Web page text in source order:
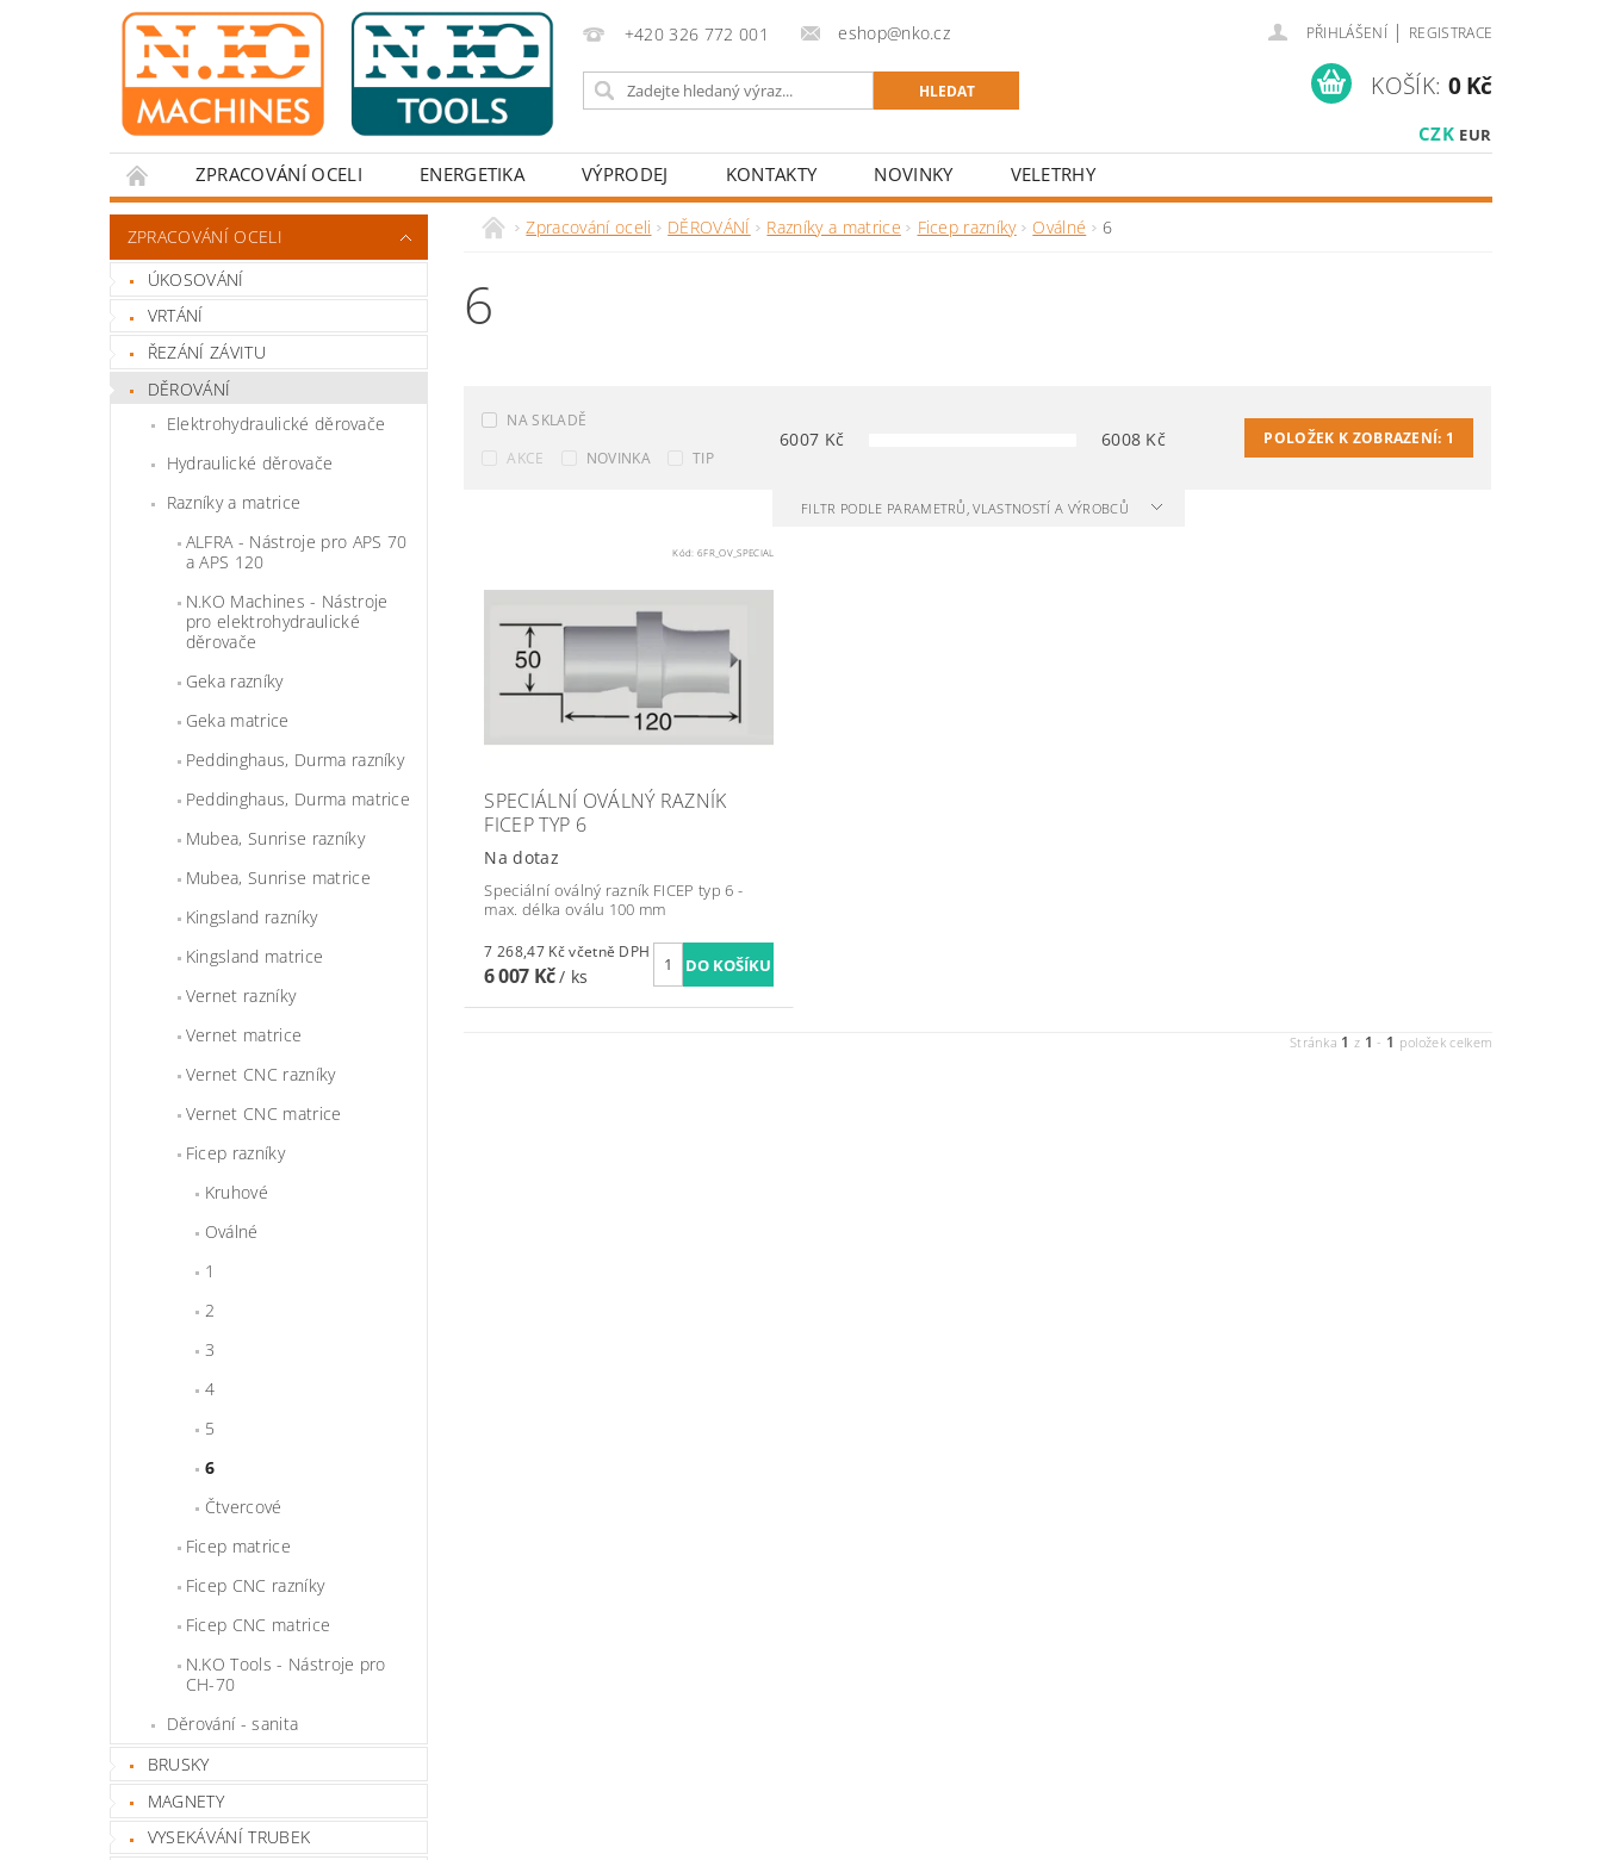
+420 326 772 001 eshop@nko.cz PŘIHLÁŠENÍ | REGISTRACE
CZK EUR
KOŠÍK: 0 Kč
ZPRACOVÁNÍ OCELI ENERGETIKA VÝPRODEJ KONTAKTY NOVINKY VELETRHY
ZPRACOVÁNÍ OCELI
ÚKOSOVÁNÍ
VRTÁNÍ
ŘEZÁNÍ ZÁVITU
DĚROVÁNÍ
Elektrohydraulické děrovače
Hydraulické děrovače
Razníky a matrice
ALFRA - Nástroje pro APS 70
a APS 120
N.KO Machines - Nástroje
pro elektrohydraulické
děrovače
Geka razníky
Geka matrice
Peddinghaus, Durma razníky
Peddinghaus, Durma matrice
Mubea, Sunrise razníky
Mubea, Sunrise matrice
Kingsland razníky
Kingsland matrice
Vernet razníky
Vernet matrice
Vernet CNC razníky
Vernet CNC matrice
Ficep razníky
Kruhové
Oválné
1
2
3
4
5
6
Čtvercové
Ficep matrice
Ficep CNC razníky
Ficep CNC matrice
N.KO Tools - Nástroje pro
CH-70
Děrování - sanita
BRUSKY
MAGNETY
VYSEKÁVÁNÍ TRUBEK
Zpracování oceli DĚROVÁNÍ Razníky a matrice Ficep razníky Oválné 6
6
NA SKLADĚ
AKCE
NOVINKA TIP
6007 Kč 6008 Kč POLOŽEK K ZOBRAZENÍ: 1
FILTR PODLE PARAMETRŮ, VLASTNOSTÍ A VÝROBCŮ
Kód: 6FR_OV_SPECIAL
SPECIÁLNÍ OVÁLNÝ RAZNÍK
FICEP TYP 6
Na dotaz
Speciální oválný razník FICEP typ 6 -
max. délka oválu 100 mm
7 268,47 Kč včetně DPH
6 007 Kč/ ks
Stránka 1 z 1 - 1 položek celkem